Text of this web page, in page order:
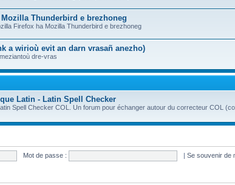
Thunderbird e brezhoneg
Firefox ha Mozilla Thunderbird e brezhoneg
a wirioù evit an darn vrasañ anezho)
dre-vras
Latin - Latin Spell Checker
Spell Checker COL. Un forum pour échanger autour du correcteur COL
Mot de passe : | Se souvenir de